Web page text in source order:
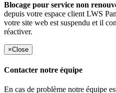
Blocage pour service non
depuis votre espace client LWS
votre site web est suspendu et il
réactiver.
×Close
Contacter notre équipe
En cas de problème notre équipe